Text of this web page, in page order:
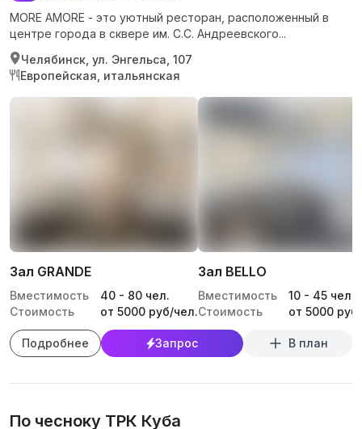
MORE AMORE - это уютный ресторан, расположенный в
центре города в сквере им. С.С. Андреевского...
Челябинск, ул. Энгельса, 107
Европейская, итальянская
Зал GRANDE
Вместимость 40 - 80 чел.
Стоимость
от 5000 руб/чел.
Зал BELLO
Вместимость 10 - 45 чел.
Стоимость
от 5000
Подробнее Запрос В план
По чесноку ТРК Куба